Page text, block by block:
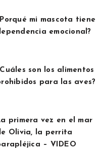
mi mascota tiene
emocional?
son los alimentos
para las aves?
primera vez en el mar
Olivia, la perrita
– VIDEO